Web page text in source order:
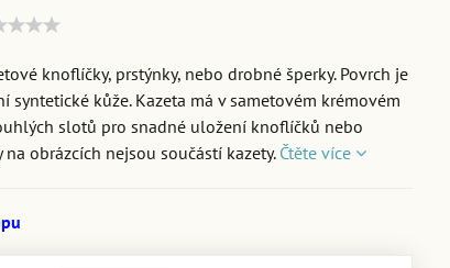
knoflíčky, prstýnky, nebo drobné šperky. Povrch je
syntetické kůže. Kazeta má v sametovém krémovém
slotů pro snadné uložení knoflíčků nebo
na obrázcích nejsou součástí kazety. Čtěte více